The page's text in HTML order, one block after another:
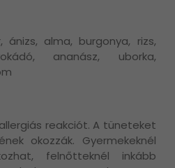
ánizs, alma, burgonya, rizs,
ananász, uborka,
reakciót. A tüneteket
okozzák. Gyermekeknél
felnőtteknél inkább